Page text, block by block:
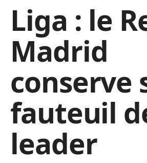
Liga : le
Madrid
conserve
fauteuil
leader